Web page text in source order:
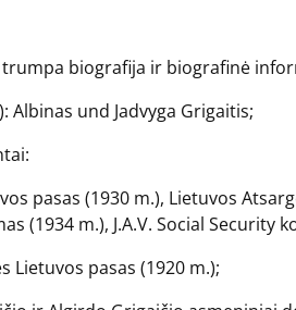
trumpa biografija ir biografinė
Albinas und Jadvyga Grigaitis;
pasas (1930 m.), Lietuvos
(1934 m.), J.A.V. Social Security
Lietuvos pasas (1920 m.);